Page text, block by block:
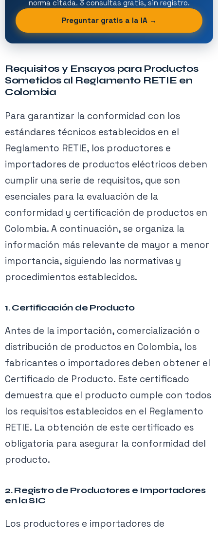
norma citada. 3 consultas gratis, sin registro.
Preguntar gratis a la IA →
Requisitos y Ensayos para Productos
Sometidos al Reglamento RETIE en
Colombia
Para garantizar la conformidad con los
estándares técnicos establecidos en el
Reglamento RETIE, los productores e
importadores de productos eléctricos deben
cumplir una serie de requisitos, que son
esenciales para la evaluación de la
conformidad y certificación de productos en
Colombia. A continuación, se organiza la
información más relevante de mayor a menor
importancia, siguiendo las normativas y
procedimientos establecidos.
1. Certificación de Producto
Antes de la importación, comercialización o
distribución de productos en Colombia, los
fabricantes o importadores deben obtener el
Certificado de Producto. Este certificado
demuestra que el producto cumple con todos
los requisitos establecidos en el Reglamento
RETIE. La obtención de este certificado es
obligatoria para asegurar la conformidad del
producto.
2. Registro de Productores e Importadores
en la SIC
Los productores e importadores de